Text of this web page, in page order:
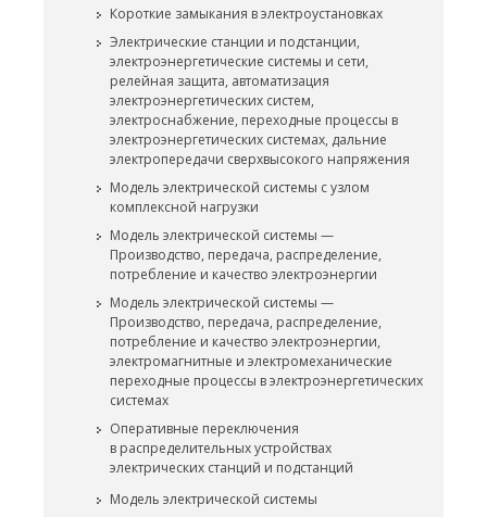
Короткие замыкания в электроустановках
Электрические станции и подстанции,
электроэнергетические системы и сети,
релейная защита, автоматизация
электроэнергетических систем,
электроснабжение, переходные процессы в
электроэнергетических системах, дальние
электропередачи сверхвысокого напряжения
Модель электрической системы с узлом
комплексной нагрузки
Модель электрической системы —
Производство, передача, распределение,
потребление и качество электроэнергии
Модель электрической системы —
Производство, передача, распределение,
потребление и качество электроэнергии,
электромагнитные и электромеханические
переходные процессы в электроэнергетических
системах
Оперативные переключения
в распределительных устройствах
электрических станций и подстанций
Модель электрической системы